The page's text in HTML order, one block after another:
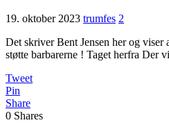
19. oktober 2023 trumfes 2
Det skriver Bent Jensen her og viser
støtte barbarerne ! Taget herfra Der
Tweet
Pin
Share
0 Shares